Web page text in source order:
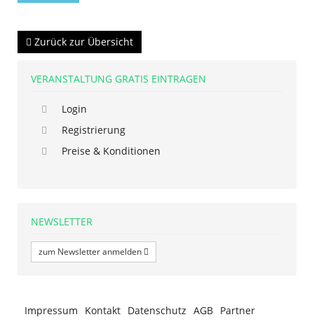
Zurück zur Übersicht
VERANSTALTUNG GRATIS EINTRAGEN
Login
Registrierung
Preise & Konditionen
NEWSLETTER
zum Newsletter anmelden
Impressum Kontakt Datenschutz AGB Partner